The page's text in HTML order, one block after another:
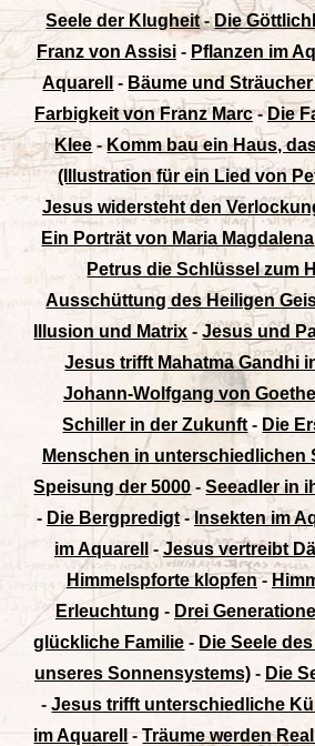
Seele der Klugheit-Die
Franz von Assisi- Pflanzen im
Aquarell
- Bäume und Sträucher
Farbigkeit von Franz Marc-Die
Klee -Komm bau ein Haus,
(Illustration für ein Lied von
Jesus widersteht den
Ein Porträt von Maria Magdalena
Petrus die Schlüssel zum
Ausschüttung des Heiligen
Illusion und Matrix -Jesus und
Jesus trifft Mahatma Gandhi
Johann-Wolfgang von
Schiller in der Zukunft- Die
Menschen in unterschiedlichen
Speisung der 5000-Seeadler in
- Die Bergpredigt-Insekten im
im Aquarell
-Jesus vertreibt
Himmelspforte klopfen-
Erleuchtung - Drei
glückliche Familie - Die Seele
unseres Sonnensystems)- Die
-Jesus trifft unterschiedliche
im Aquarell
-Träume werden